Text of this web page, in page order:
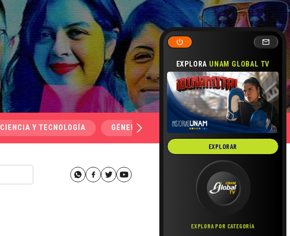
EXPLORA UNAM GLOBAL TV
EXPLORAR
EXPLORA POR CATEGORÍA
CIENCIA Y TECNOLOGÍA GÉNERO Y SEXUALIDAD SALUD